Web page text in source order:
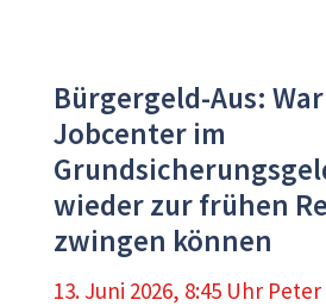
Bürgergeld-Aus:
Jobcenter im
wieder zur frühen
zwingen können
13. Juni 2026, 8:45 Uhr Peter